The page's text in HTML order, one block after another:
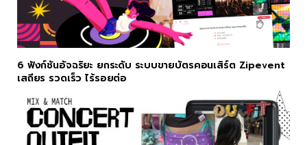
6 ฟังก์ชันอัจฉริยะ ยกระดับ ระบบขายบัตรคอนเสิร์ต Zipevent
เสถียร รวดเร็ว ไร้รอยต่อ